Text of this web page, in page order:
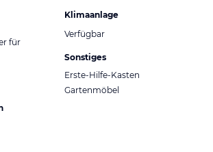
für
Klimaanlage
Verfügbar
Sonstiges
Erste-Hilfe-Kasten
Gartenmöbel